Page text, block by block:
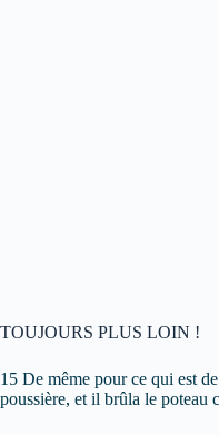
TOUJOURS PLUS LOIN !
15 De même pour ce qui est
poussière, et il brûla le poteau